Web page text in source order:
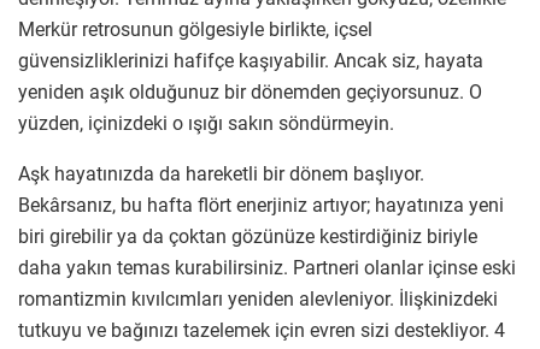
Merkür retrosunun gölgesiyle birlikte, içsel
güvensizliklerinizi hafifçe kaşıyabilir. Ancak siz, hayata
yeniden aşık olduğunuz bir dönemden geçiyorsunuz. O
yüzden, içinizdeki o ışığı sakın söndürmeyin.
Aşk hayatınızda da hareketli bir dönem başlıyor.
Bekârsanız, bu hafta flört enerjiniz artıyor; hayatınıza yeni
biri girebilir ya da çoktan gözünüze kestirdiğiniz biriyle
daha yakın temas kurabilirsiniz. Partneri olanlar içinse eski
romantizmin kıvılcımları yeniden alevleniyor. İlişkinizdeki
tutkuyu ve bağınızı tazelemek için evren sizi destekliyor. 4